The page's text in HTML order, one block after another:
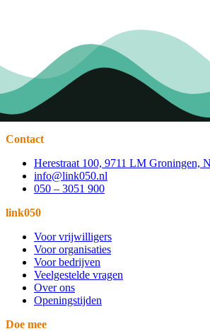
Contact
Herestraat 100, 9711 LM Groningen,
info@link050.nl
050 – 3051 900
link050
Voor vrijwilligers
Voor organisaties
Voor bedrijven
Veelgestelde vragen
Over ons
Openingstijden
Doe mee